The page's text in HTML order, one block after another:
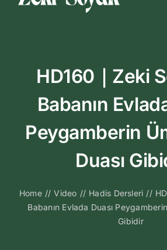
HD160｜Zeki
Babanın
Peygamberin
Duası
Home // Video // Hadis Dersleri //
Babanın Evlada Duası
Gibidir